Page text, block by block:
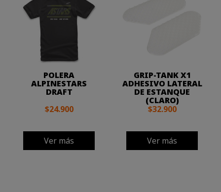
POLERA
ALPINESTARS
DRAFT
$24.900
Ver más
GRIP-TANK X1
ADHESIVO LATERAL
DE ESTANQUE
(CLARO)
$32.900
Ver más